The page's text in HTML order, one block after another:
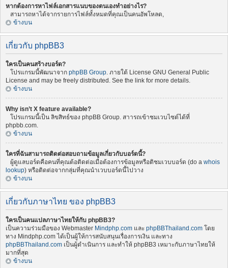
หากต้องการหาไฟล์เอกสารแนบของตนเองทำอย่างไร?
สามารถหาได้จากรายการไฟล์ทั้งหมดที่คุณเป็นคนอัพโหลด,
ข้างบน
เกี่ยวกับ phpBB3
ใครเป็นคนสร้างบอร์ด?
โปรแกรมนี้พัฒนาจาก phpBB Group. ภายใต้ License GNU General Public
License and may be freely distributed. See the link for more details.
ข้างบน
Why isn’t X feature available?
โปรแกรมนี้เป็น ลิขสิทธ์ของ phpBB Group. สาารถเข้าชมเวบไซต์ได้ที่
phpbb.com.
ข้างบน
ใครที่ฉันสามารถติดต่อสอบถามข้อมูลเกี่ยวกับบอร์ดนี้?
ผู้ดูแลบอร์ดคือคนที่คุณต้อติดต่อเมื่อต้องการข้อมูลหรือติชมเวบบอร์ด (do a whois
lookup) หรือติดต่อจากกลุ่มที่คุณนำเวบบอร์ดนี้ไปวาง
ข้างบน
เกี่ยวกับภาษาไทย ของ phpBB3
ใครเป็นคนแปลภาษาไทยให้กับ phpBB3?
เป็นความร่วมมือของ Webmaster Mindphp.com และ phpBBThailand.com โดย
ทาง Mindphp.com ได้เป็นผู้ให้การสนับสนุนเรื่องการเงิน และทาง
phpBBThailand.com เป็นผู้ดำเนินการ และทำให้ phpBB3 เหมาะกับภาษาไทยให้
มากที่สุด
ข้างบน